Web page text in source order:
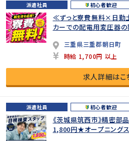
派遣社員 初心者歓迎
≪ずっと寮費無料×日勤
カーでの配電用変圧器
三重県三重郡朝日町
時給 1,700円 以上
求人詳細はこ
派遣社員 初心者歓迎
《茨城県筑西市》精密部
1,800円★オープニング